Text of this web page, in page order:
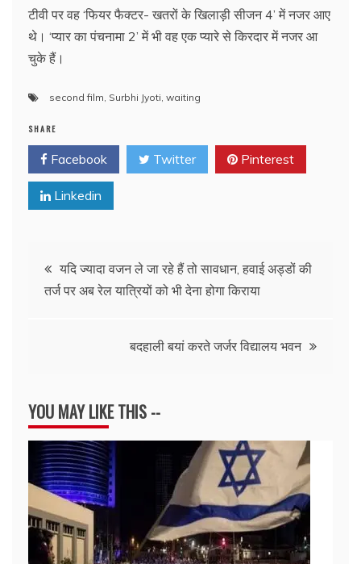
टीवी पर वह ‘फियर फैक्टर- खतरों के खिलाड़ी सीजन 4’ में नजर आए
थे। ‘प्यार का पंचनामा 2’ में भी वह एक प्‍यारे से किरदार में नजर आ
चुके हैं।
second film Surbhi Jyoti waiting
SHARE
Facebook Twitter Pinterest
Linkedin
Post
navigation
यदि ज्यादा वजन ले जा रहे हैं तो सावधान, हवाई अड्डों की
तर्ज पर अब रेल यात्रियों को भी देना होगा किराया
बदहाली बयां करते जर्जर विद्यालय भवन
YOU MAY LIKE THIS --